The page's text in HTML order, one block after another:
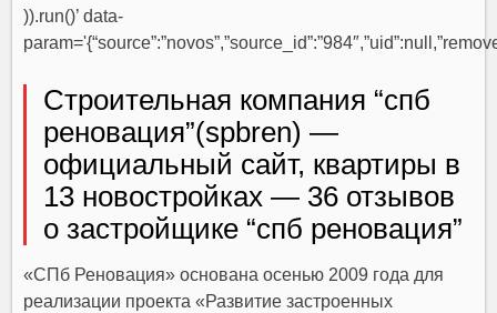
)).run()’ data-
Строительная компания “спб
реновация”(spbren) —
официальный сайт, квартиры в
13 новостройках — 36 отзывов
о застройщике “спб реновация”
«СПб Реновация» основана осенью 2009 года для
реализации проекта «Развитие застроенных